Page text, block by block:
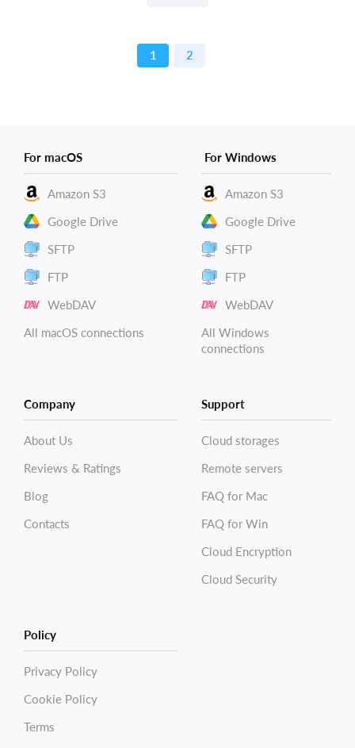
1 2
For macOS
Amazon S3
Google Drive
SFTP
FTP
WebDAV
All macOS connections
For Windows
Amazon S3
Google Drive
SFTP
FTP
WebDAV
All Windows
connections
Company
About Us
Reviews & Ratings
Blog
Contacts
Support
Cloud storages
Remote servers
FAQ for Mac
FAQ for Win
Cloud Encryption
Cloud Security
Policy
Privacy Policy
Cookie Policy
Terms